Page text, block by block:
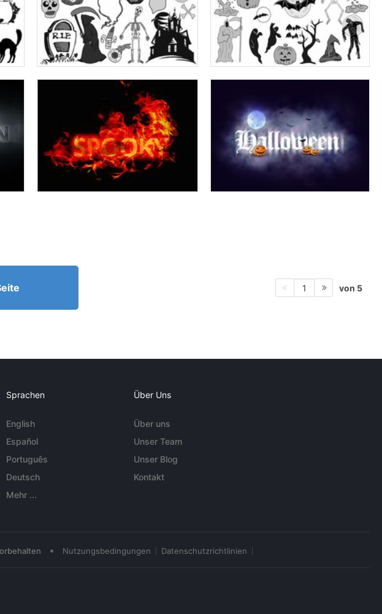
1 von 5
Sprachen
English
Español
Português
Deutsch
Mehr ...
Über Uns
Über uns
Unser Team
Unser Blog
Kontakt
• Nutzungsbedingungen Datenschutzrichtlinien